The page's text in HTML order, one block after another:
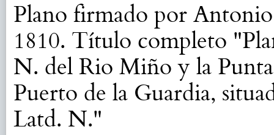
Plano firmado por
1810. Título completo
N. del Rio Miño y la
Puerto de la Guardia,
Latd. N."